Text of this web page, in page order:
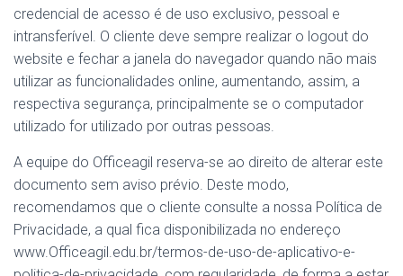
credencial de acesso é de uso exclusivo, pessoal e
intransferível. O cliente deve sempre realizar o logout do
website e fechar a janela do navegador quando não mais
utilizar as funcionalidades online, aumentando, assim, a
respectiva segurança, principalmente se o computador
utilizado for utilizado por outras pessoas.
A equipe do Officeagil reserva-se ao direito de alterar este
documento sem aviso prévio. Deste modo,
recomendamos que o cliente consulte a nossa Política de
Privacidade, a qual fica disponibilizada no endereço
www.Officeagil.edu.br/termos-de-uso-de-aplicativo-e-